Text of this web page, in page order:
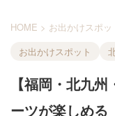
HOME > お出かけスポッ
お出かけスポット
【福岡・北九
ーツが楽しめる